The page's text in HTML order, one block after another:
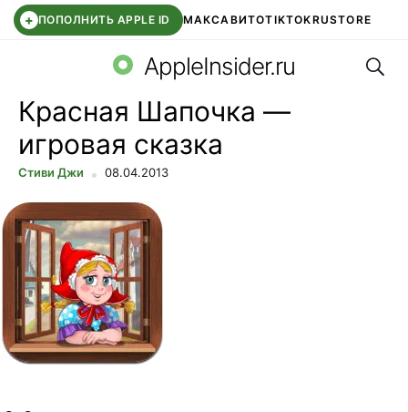
+ ПОПОЛНИТЬ APPLE ID МАКСАВИТОTIKTOKRUSTORE
WB КЛУБIOS 26.6 DDE STORE
AppleInsider.ru
Красная Шапочка —
игровая сказка
Стиви Джи 08.04.2013